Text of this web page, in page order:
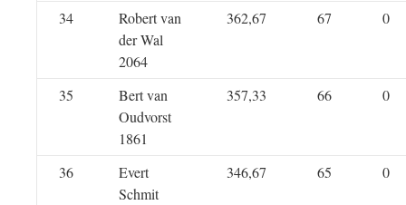
34
Robert van
der Wal
2064
362,67 67 0
35
Bert van
Oudvorst
1861
357,33 66 0
36
Evert
Schmit
346,67 65 0